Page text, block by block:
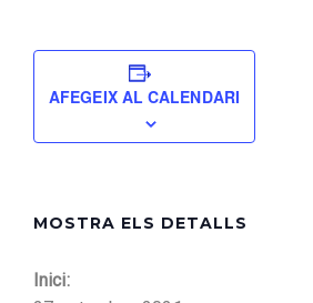
AFEGEIX AL CALENDARI
MOSTRA ELS DETALLS
Inici: